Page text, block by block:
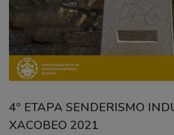
4º ETAPA SENDERISMO
XACOBEO 2021